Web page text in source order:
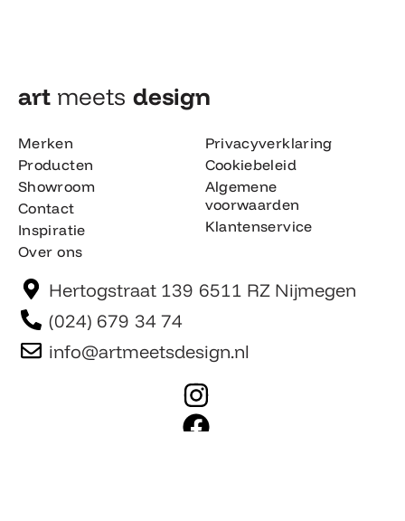
art meets design​
Merken
Producten
Showroom
Contact
Inspiratie
Over ons
Privacyverklaring
Cookiebeleid
Algemene
voorwaarden
Klantenservice
Hertogstraat 139 6511 RZ Nijmegen
(024) 679 34 74
info@artmeetsdesign.nl
I
n
F